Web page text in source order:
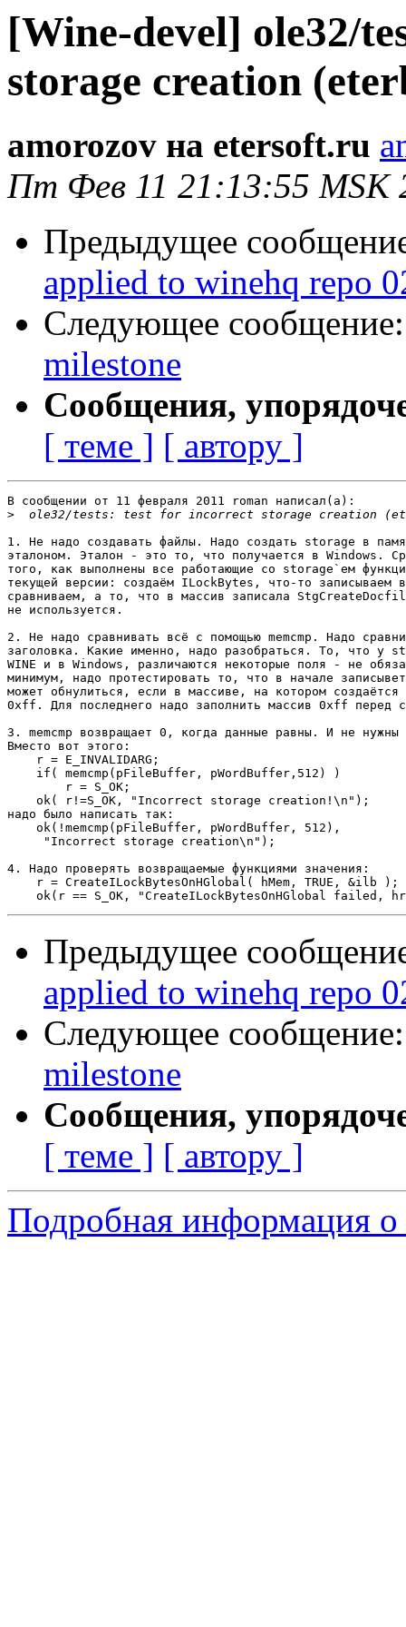
[Wine-devel] ole32/
storage creation
amorozov на etersoft.ru
Пт Фев 11 21:13:55 MSK
Предыдущее
applied to winehq repo
Следующее
milestone
Сообщения,
[ теме ] [ автору ]
В сообщении от 11 февраля 2011 roman написал(a):
>
1. Не надо создавать файлы. Надо создать storage в
эталоном. Эталон - это то, что получается в Windows.
того, как выполнены все работающие со storage`ем
текущей версии: создаём ILockBytes, что-то
сравниваем, а то, что в массив записала
не используется.
2. Не надо сравнивать всё с помощью memcmp. Надо
заголовка. Какие именно, надо разобраться. То, что у
WINE и в Windows, различаются некоторые поля - не
минимум, надо протестировать то, что в начале
может обнулиться, если в массиве, на котором
0xff. Для последнего надо заполнить массив 0xff перед
3. memcmp возвращает 0, когда данные равны. И не
Вместо вот этого:
    r = E_INVALIDARG;
    if( memcmp(pFileBuffer, pWordBuffer,512) )
    ok( r!=S_OK, "Incorrect storage creation!\n");
надо было написать так:
    ok(!memcmp(pFileBuffer, pWordBuffer, 512),
     "Incorrect storage creation\n");
4. Надо проверять возвращаемые функциями значения:
    r = CreateILockBytesOnHGlobal( hMem, TRUE, &ilb );
Предыдущее
applied to winehq repo
Следующее
milestone
Сообщения,
[ теме ] [ автору ]
Подробная информация о